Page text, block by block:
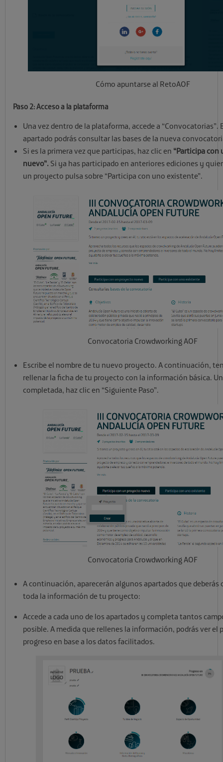
Cómo apuntarse al RetoAOF
Paso 2: Acceso a la plataforma
Una vez dentro de la plataforma, accede a “Convocatorias”.
apartado podrás consultar las bases de la nueva
Si es la primera vez que participas, haz clic en “Participa
nuevo”. Si ya has participado en anteriores ediciones y
un proyecto pulsa sobre “Participa con uno existente”.
Convocatoria Crowdworking AOF
Escribe el nombre de tu nuevo proyecto. A continuación,
rellenar la ficha de tu proyecto con la información básica.
completada, haz clic en “Siguiente Paso”.
Convocatoria Crowdworking AOF
A continuación, aparecerán algunos apartados que deberás
toda la información de tu proyecto:
Accede a cada uno de los apartados y completa tantos
posible. A medida que rellenes la información, podrás ver el
progreso en base a los datos facilitados.